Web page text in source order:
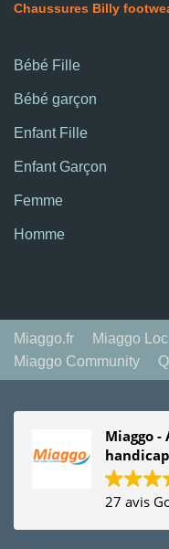
Chaussures Billy
Bébé Fille
Bébé garçon
Enfant Fille
Enfant Garçon
Femme
Homme
Miaggo.fr Miaggo Loc
Miaggo Community
Miaggo
handicap
27 avis